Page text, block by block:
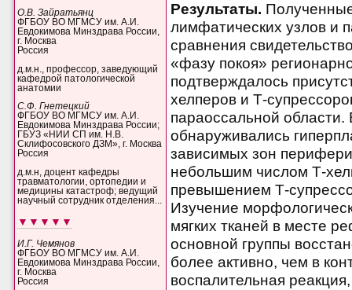
О.В. Зайратьянц
ФГБОУ ВО МГМСУ им. А.И.
Евдокимова Минздрава России,
г. Москва
Россия
д.м.н., профессор, заведующий
кафедрой патологической
анатомии
С.Ф. Гнетецкий
ФГБОУ ВО МГМСУ им. А.И.
Евдокимова Минздрава России;
ГБУЗ «НИИ СП им. Н.В.
Склифосовского ДЗМ», г. Москва
Россия
д.м.н, доцент кафедры
травматологии, ортопедии и
медицины катастроф; ведущий
научный сотрудник отделения...
▼▼▼▼▼
И.Г. Чемянов
ФГБОУ ВО МГМСУ им. А.И.
Евдокимова Минздрава России,
г. Москва
Россия
Результаты.
лимфатических узлов и
сравнения
«фазу покоя»
подтверждалось
хелперов и Т-
параоссальной
обнаруживались
зависимых зон
небольшим числом Т-
превышением Т-
Изучение
мягких тканей в месте
основной группы
более активно, чем в
воспалительная